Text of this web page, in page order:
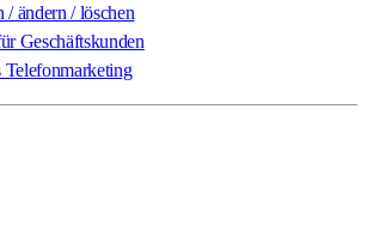
/ ändern / löschen
Geschäftskunden
Telefonmarketing